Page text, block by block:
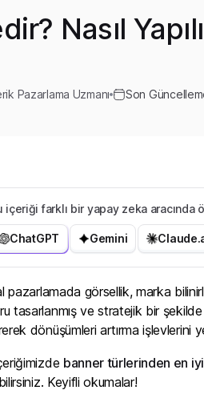
Nasıl
Pazarlama Uzmanı Son
içeriği farklı bir yapay zeka aracında
ChatGPT Gemini
pazarlamada görsellik, marka
tasarlanmış ve stratejik bir şekilde
dönüşümleri artırma işlevlerini
banner türlerinden en iyi
Keyifli okumalar!